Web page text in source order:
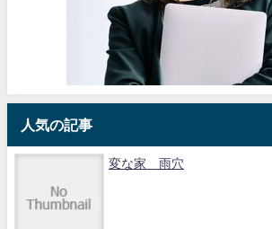
人気の記事
変な家 雨穴